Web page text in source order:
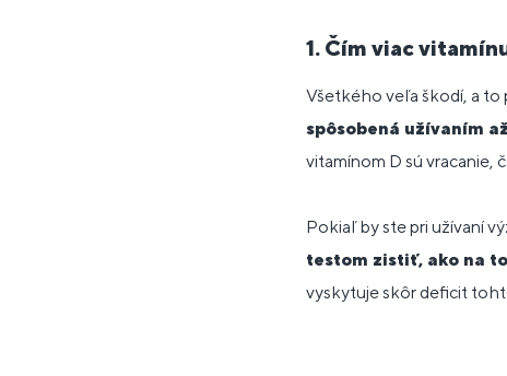
1. Čím viac
Všetkého veľa škodí, a to
spôsobená užívaním
vitamínom D sú vracanie,
Pokiaľ by ste pri užívaní
testom zistiť, ako na
vyskytuje skôr deficit